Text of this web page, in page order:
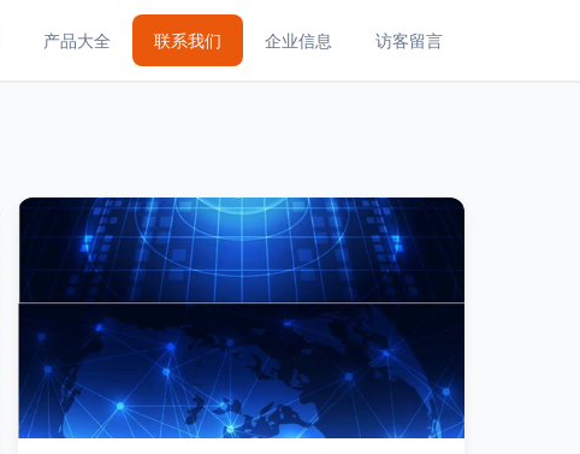
产品大全 联系我们 企业信息 访客留言